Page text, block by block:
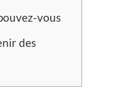
vous
des